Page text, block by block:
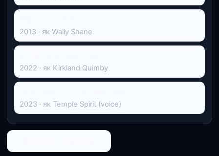
2013 · як Wally Shane
2022 · як Kirkland Quimby
2023 · як Temple Spirit (voice)